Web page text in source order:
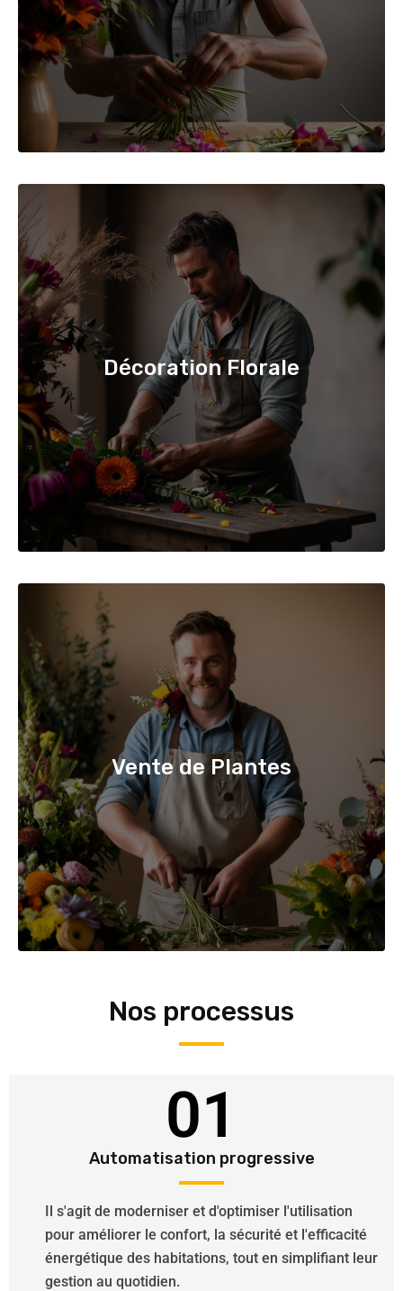
Décoration Florale
Vente de Plantes
Nos processus
01
Automatisation progressive
Il s'agit de moderniser et d'optimiser l'utilisation
pour améliorer le confort, la sécurité et l'efficacité
énergétique des habitations, tout en simplifiant leur
gestion au quotidien.